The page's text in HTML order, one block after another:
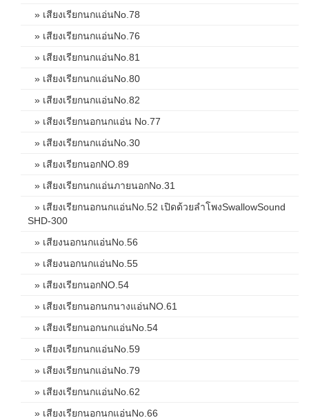
» เสียงเรียกนกแอ่นNo.78
» เสียงเรียกนกแอ่นNo.76
» เสียงเรียกนกแอ่นNo.81
» เสียงเรียกนกแอ่นNo.80
» เสียงเรียกนกแอ่นNo.82
» เสียงเรียกนอกนกแอ่น No.77
» เสียงเรียกนกแอ่นNo.30
» เสียงเรียกนอกNO.89
» เสียงเรียกนกแอ่นภายนอกNo.31
» เสียงเรียกนอกนกแอ่นNo.52 เปิดด้วยลำโพงSwallowSound
SHD-300
» เสียงนอกนกแอ่นNo.56
» เสียงนอกนกแอ่นNo.55
» เสียงเรียกนอกNO.54
» เสียงเรียกนอกนกนางแอ่นNO.61
» เสียงเรียกนอกนกแอ่นNo.54
» เสียงเรียกนกแอ่นNo.59
» เสียงเรียกนกแอ่นNo.79
» เสียงเรียกนกแอ่นNo.62
» เสียงเรียกนอกนกแอ่นNo.66